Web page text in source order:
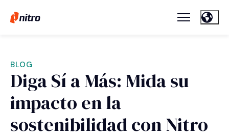
BLOG
Diga Sí a Más: Mida su
impacto en la
sostenibilidad con Nitro